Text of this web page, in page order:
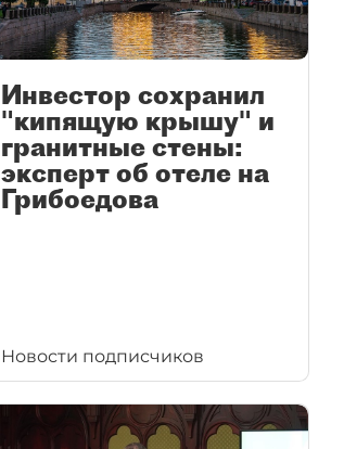
Инвестор сохранил
"кипящую крышу" и
гранитные стены:
эксперт об отеле на
Грибоедова
Новости подписчиков